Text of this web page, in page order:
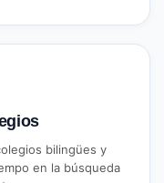
bilingües y
en la búsqueda